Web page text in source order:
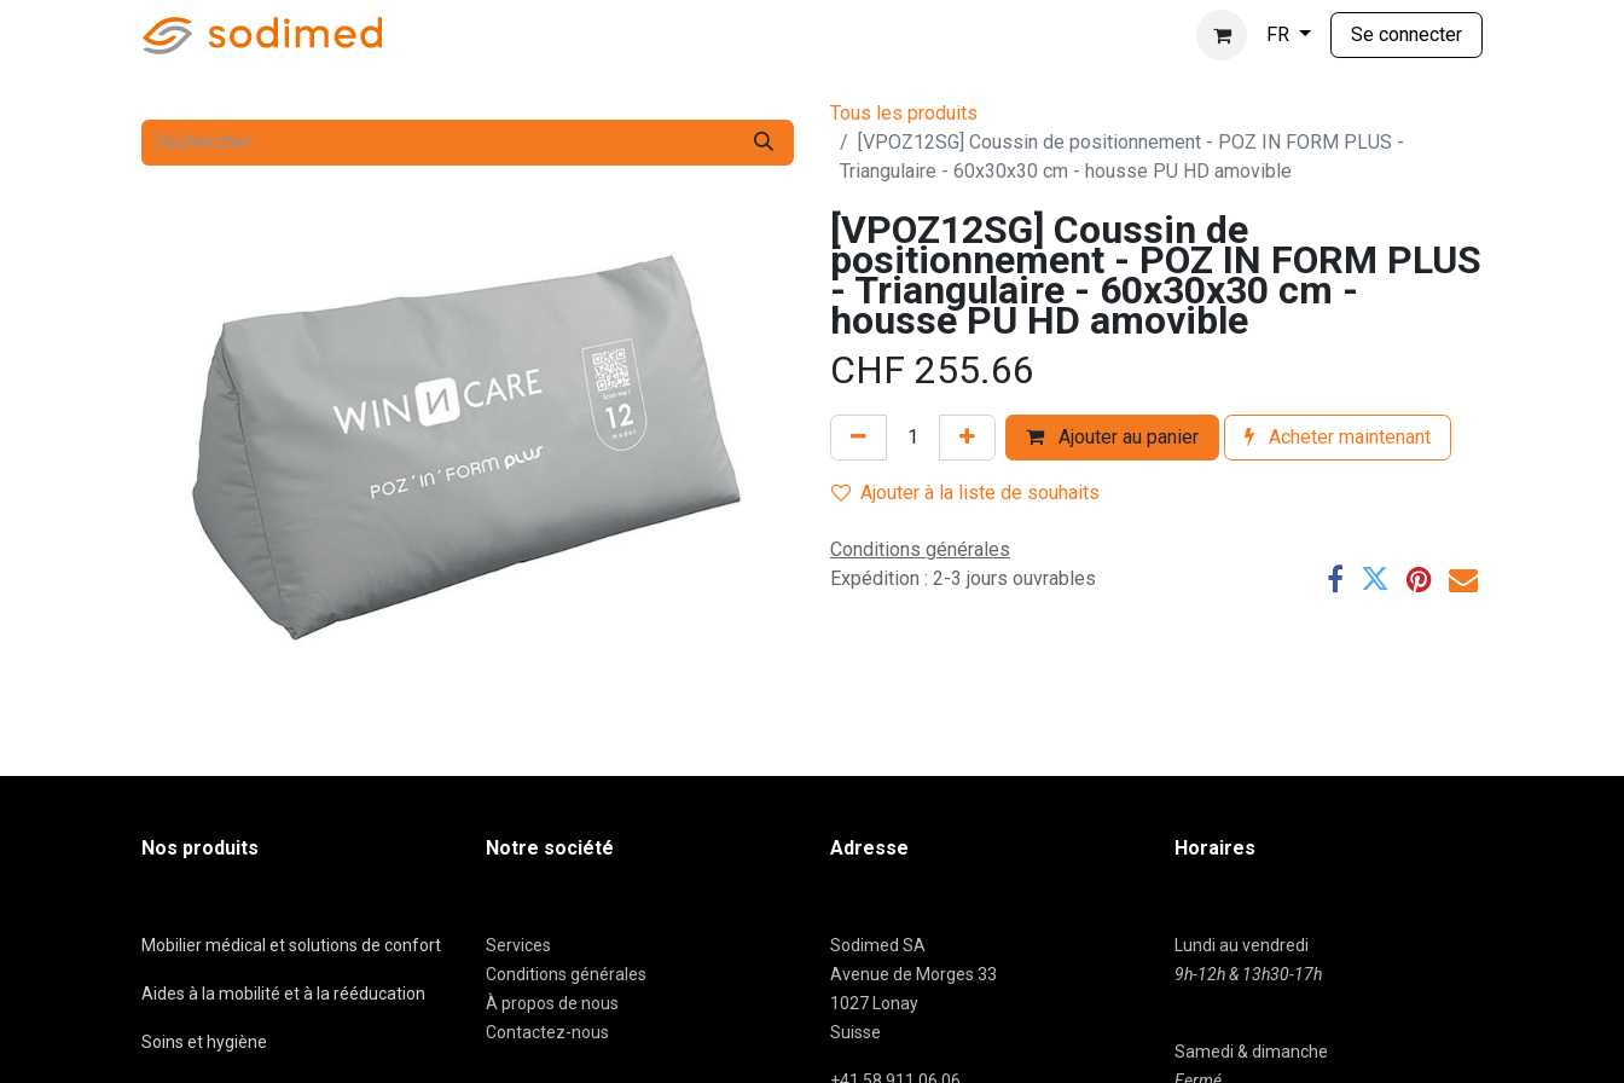
FR Se connecter
Tous les produits
[VPOZ12SG] Coussin de positionnement - POZ IN FORM PLUS -
Triangulaire - 60x30x30 cm - housse PU HD amovible
[VPOZ12SG] Coussin de
positionnement - POZ IN FORM PLUS
- Triangulaire - 60x30x30 cm -
housse PU HD amovible
CHF 255.66
Ajouter au panier Acheter maintenant
Ajouter à la liste de souhaits
Conditions générales
Expédition : 2-3 jours ouvrables
Nos produits
Mobilier médical et solutions de confort
Aides à la mobilité et à la rééducation
Soins et hygiène
Notre société
Services
Conditions générales
À propos de nous
Contactez-nous
Adresse
Sodimed SA
Avenue de Morges 33
1027 Lonay
Suisse
Horaires
Lundi au vendredi
9h-12h & 13h30-17h
Samedi & dimanche